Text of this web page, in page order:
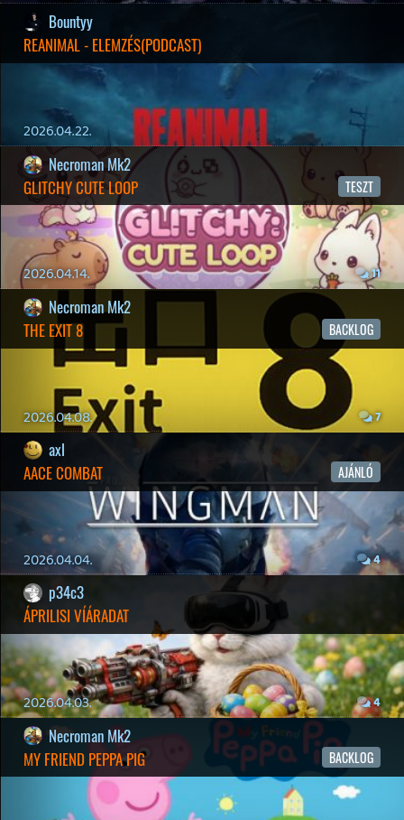
2026.03.15.
Necroman Mk2
HIGHGUARD - NECRO'S LOG
2026.03.13.
19 éve videójáték minden nap! Copyright 365 Media Kft
Impresszum | Hirdetési ajánlatunk
Felhasználási feltételek | Adatvédelmi elveink |
Sütik
Hírek | Cikkek Podcastok | Blogok
|
Gaming Fórum | Offtopic Fórum
Blog RSS | Podcast RSS |
Instagram
Youtube | Facebook
Twitter
| Patreon